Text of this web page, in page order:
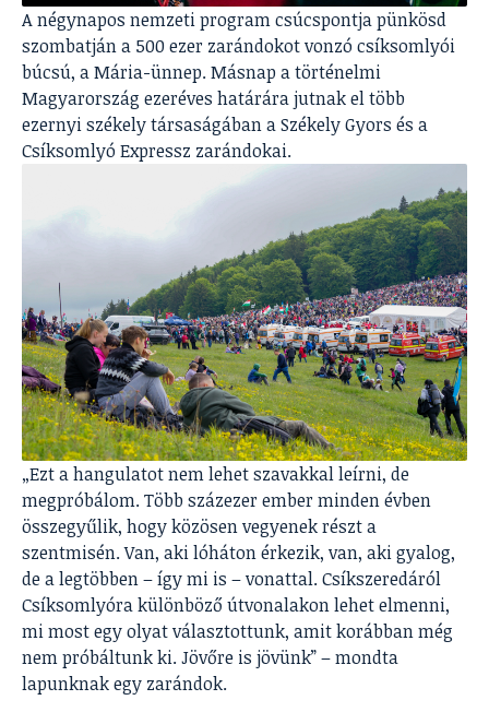
A négynapos nemzeti program csúcspontja pünkösd
szombatján a 500 ezer zarándokot vonzó csíksomlyói
búcsú, a Mária-ünnep. Másnap a történelmi
Magyarország ezeréves határára jutnak el több
ezernyi székely társaságában a Székely Gyors és a
Csíksomlyó Expressz zarándokai.
„Ezt a hangulatot nem lehet szavakkal leírni, de
megpróbálom. Több százezer ember minden évben
összegyűlik, hogy közösen vegyenek részt a
szentmisén. Van, aki lóháton érkezik, van, aki gyalog,
de a legtöbben – így mi is – vonattal. Csíkszeredáról
Csíksomlyóra különböző útvonalakon lehet elmenni,
mi most egy olyat választottunk, amit korábban még
nem próbáltunk ki. Jövőre is jövünk” – mondta
lapunknak egy zarándok.